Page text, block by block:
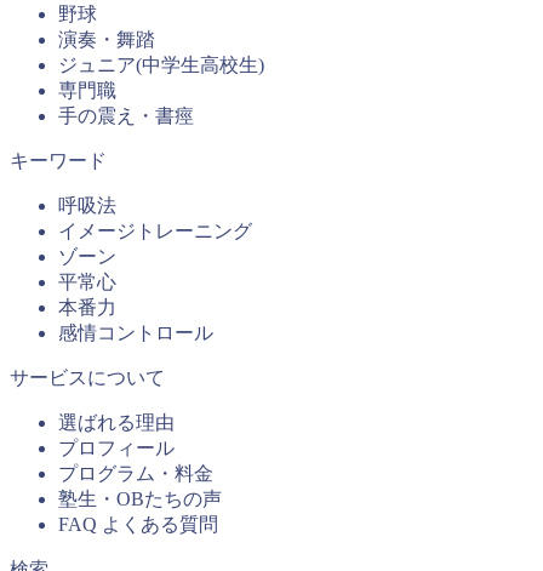
野球
演奏・舞踏
ジュニア(中学生高校生)
専門職
手の震え・書痙
キーワード
呼吸法
イメージトレーニング
ゾーン
平常心
本番力
感情コントロール
サービスについて
選ばれる理由
プロフィール
プログラム・料金
塾生・OBたちの声
FAQ よくある質問